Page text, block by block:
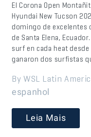
El Corona Open
Hyundai New Tucson
domingo de excelentes
de Santa Elena,
surf en cada heat
ganaron dos surfistas
By WSL Latin
espanhol
Leia Mais